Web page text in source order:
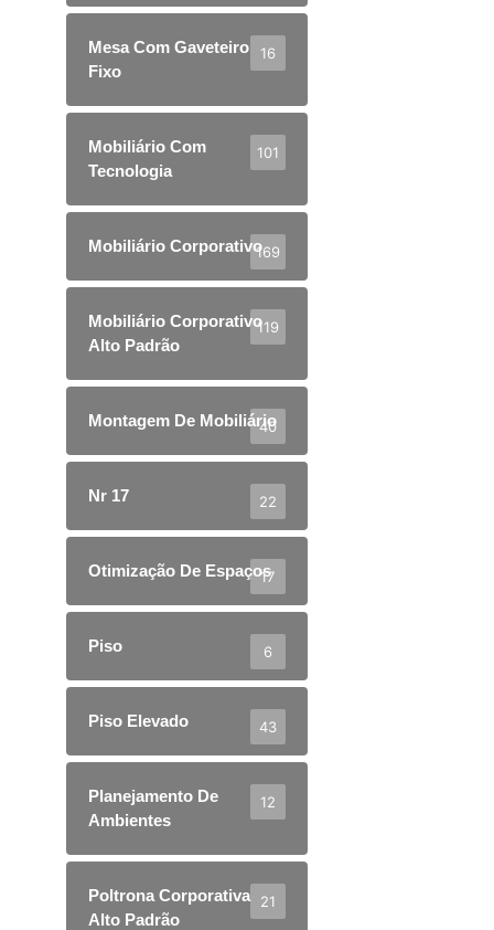
Mesa Com Gaveteiro
Fixo
16
Mobiliário Com
Tecnologia
101
Mobiliário Corporativo169
Mobiliário Corporativo
Alto Padrão
119
Montagem De Mobiliário
40
Nr 17 22
Otimização De Espaços
17
Piso 6
Piso Elevado 43
Planejamento De
Ambientes
12
Poltrona Corporativa
Alto Padrão
21